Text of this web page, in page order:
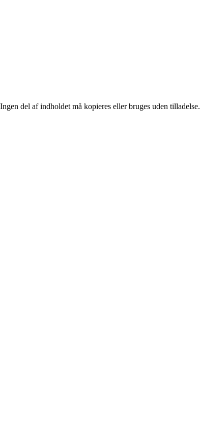
del af indholdet må kopieres eller bruges uden tilladelse.